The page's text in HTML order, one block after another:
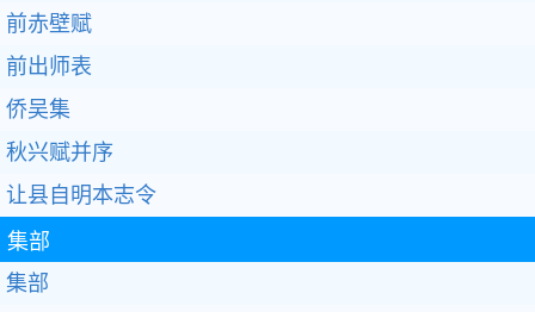
前赤壁赋
前出师表
侨吴集
秋兴赋并序
让县自明本志令
集部
集部